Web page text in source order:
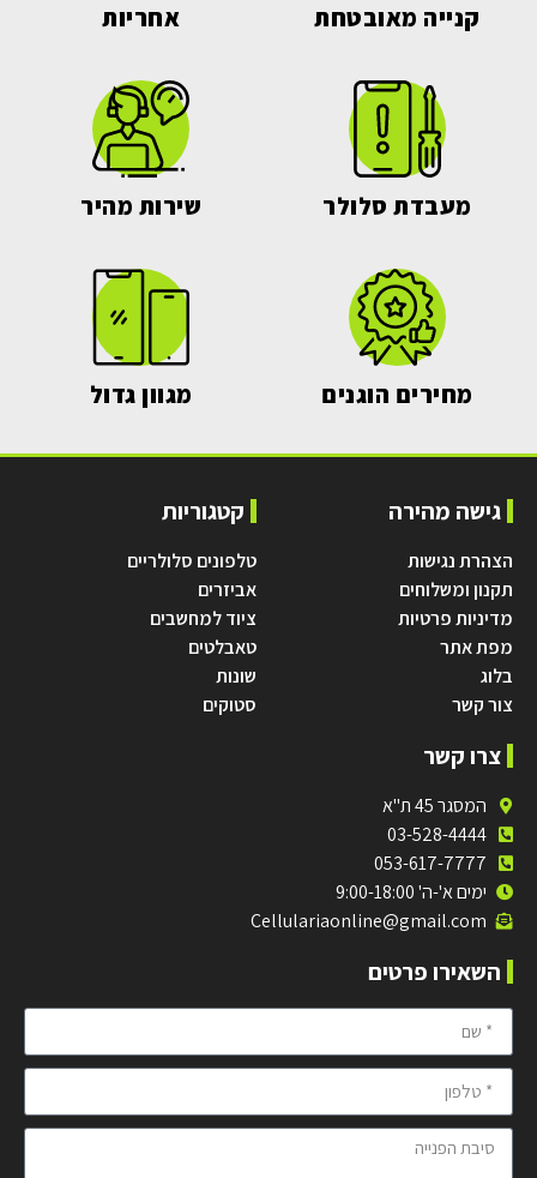
קנייה מאובטחת אחריות
מעבדת סלולר שירות מהיר
מחירים הוגנים מגוון גדול
גישה מהירה
הצהרת נגישות
תקנון ומשלוחים
מדיניות פרטיות
מפת אתר
בלוג
צור קשר
קטגוריות
טלפונים סלולריים
אביזרים
ציוד למחשבים
טאבלטים
שונות
סטוקים
צרו קשר
המסגר 45 ת"א
03-528-4444
053-617-7777
ימים א'-ה' 9:00-18:00
Cellulariaonline@gmail.com
השאירו פרטים